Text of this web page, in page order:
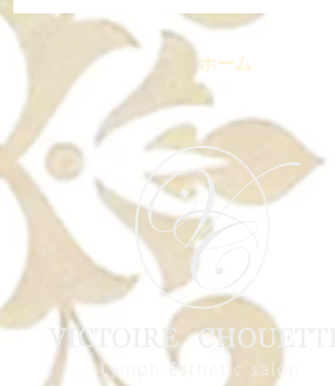
アンチエイジングコース
ホーム